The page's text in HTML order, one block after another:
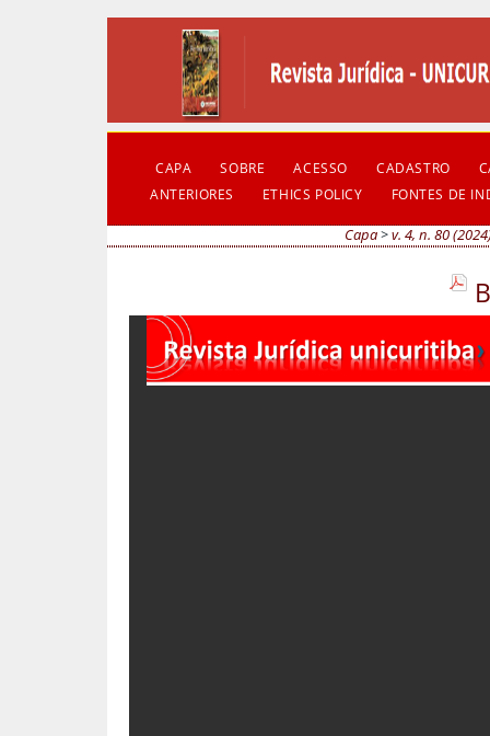
CAPA SOBRE ACESSO CADASTRO
ANTERIORES
ETHICS POLICY FONTES DE
Capa>v. 4, n. 80